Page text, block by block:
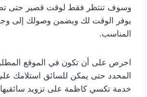
وسوف تنتظر فقط لوقت قصير حتى
يوفر الوقت لك ويضمن وصولك إلى
المناسب.
احرص على أن تكون في الموقع
المحدد حتى يمكن للسائق استلامك
خدمة تكسي كاظمة على تزويد سائقيها